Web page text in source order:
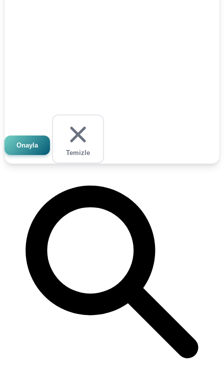
Onayla
Temizle